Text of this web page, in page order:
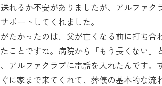
れるか不安がありましたが、アルファク
ポートしてくれました。
たかったのは、父が亡くなる前に打ち合
ことですね。病院から「もう長くない」
アルファクラブに電話を入れたんです。
に家まで来てくれて、葬儀の基本的な流